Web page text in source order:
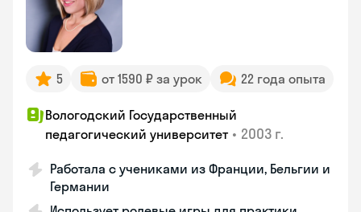
5 от 1590 ₽ за урок 22 года опыта
Вологодский Государственный
педагогический университет • 2003 г.
Работала с учениками из Франции, Бельгии и
Германии